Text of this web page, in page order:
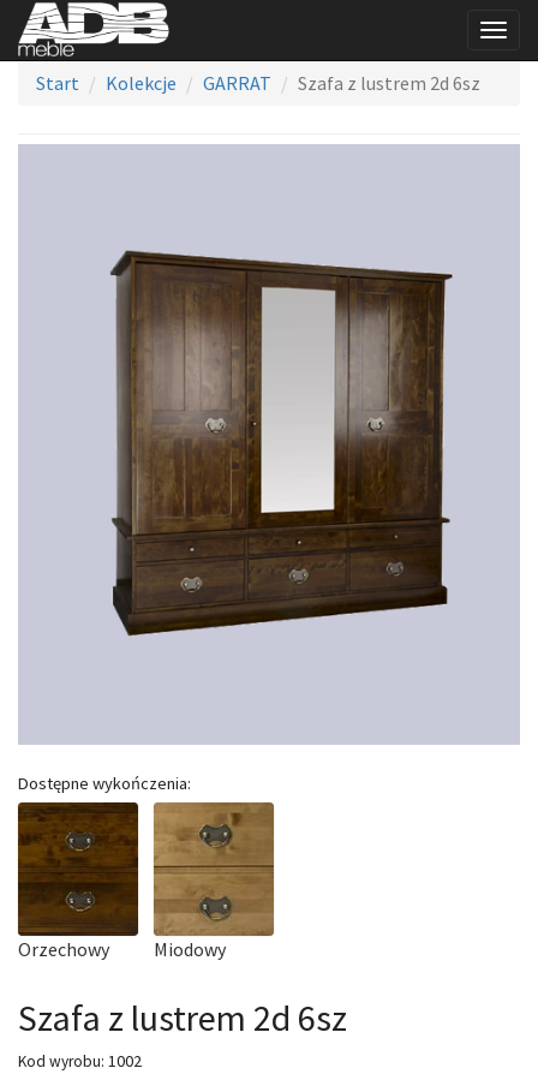
Start
Kolekcje GARRAT Szafa z lustrem 2d 6sz
Dostępne wykończenia:
Orzechowy Miodowy
Szafa z lustrem 2d 6sz
Kod wyrobu: 1002